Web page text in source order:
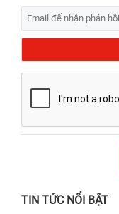
TIN TỨC NỔI BẬT